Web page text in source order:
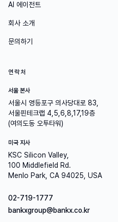
AI 에이전트
회사 소개
문의하기
연락처
서울 본사
서울시 영등포구 의사당대로 83,
서울핀테크랩 4,5,6,8,17,19층
(여의도동 오투타워)
미국 지사
KSC Silicon Valley,
100 Middlefield Rd.
Menlo Park, CA 94025, USA
02-719-1777
bankxgroup@bankx.co.kr